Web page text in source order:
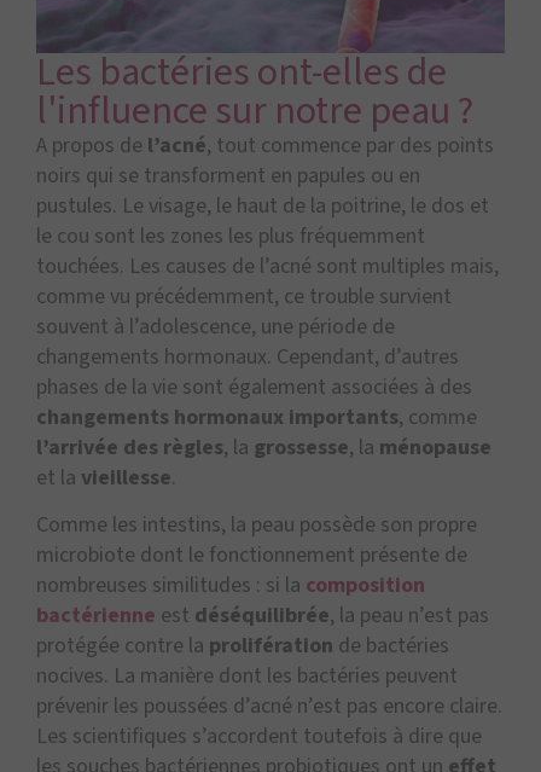
Les bactéries ont-elles de
l'influence sur notre peau ?
A propos de l’acné, tout commence par des points
noirs qui se transforment en papules ou en
pustules. Le visage, le haut de la poitrine, le dos et
le cou sont les zones les plus fréquemment
touchées. Les causes de l’acné sont multiples mais,
comme vu précédemment, ce trouble survient
souvent à l’adolescence, une période de
changements hormonaux. Cependant, d’autres
phases de la vie sont également associées à des
changements hormonaux importants, comme
l’arrivée des règles, la grossesse, la ménopause
et la vieillesse.
Comme les intestins, la peau possède son propre
microbiote dont le fonctionnement présente de
nombreuses similitudes : si la composition
bactérienne est déséquilibrée, la peau n’est pas
protégée contre la prolifération de bactéries
nocives. La manière dont les bactéries peuvent
prévenir les poussées d’acné n’est pas encore claire.
Les scientifiques s’accordent toutefois à dire que